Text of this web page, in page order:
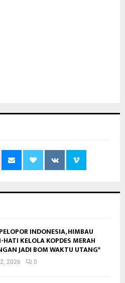
INDONESIA, HIMBAU
HATI KELOLA KOPDES MERAH
JADI BOM WAKTU UTANG*
2026 0